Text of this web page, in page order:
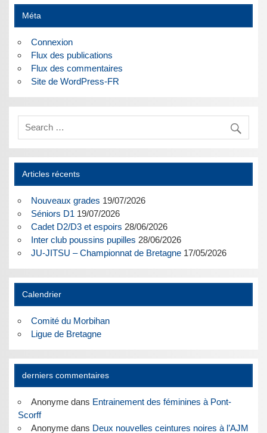
Méta
Connexion
Flux des publications
Flux des commentaires
Site de WordPress-FR
Articles récents
Nouveaux grades 19/07/2026
Séniors D1 19/07/2026
Cadet D2/D3 et espoirs 28/06/2026
Inter club poussins pupilles 28/06/2026
JU-JITSU – Championnat de Bretagne 17/05/2026
Calendrier
Comité du Morbihan
Ligue de Bretagne
derniers commentaires
Anonymedans Entrainement des féminines à Pont-
Scorff
Anonymedans Deux nouvelles ceintures noires à l’AJM